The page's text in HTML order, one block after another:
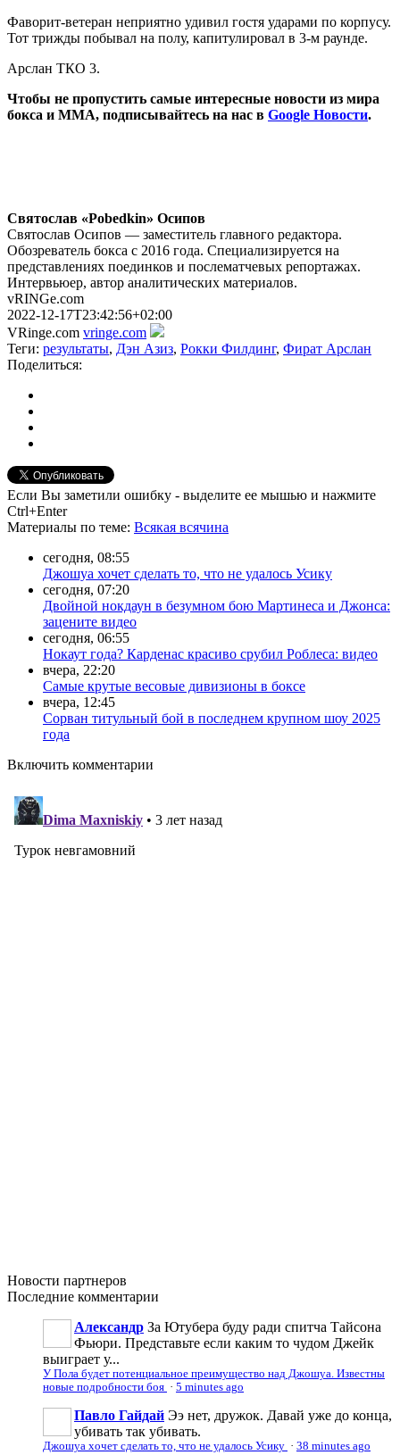
Фаворит-ветеран неприятно удивил гостя ударами по корпусу.
Тот трижды побывал на полу, капитулировал в 3-м раунде.
Арслан ТКО 3.
Чтобы не пропустить самые интересные новости из мира
бокса и ММА, подписывайтесь на нас в Google Новости.
Святослав «Pobedkin» Осипов
Святослав Осипов — заместитель главного редактора.
Обозреватель бокса с 2016 года. Специализируется на
представлениях поединков и послематчевых репортажах.
Интервьюер, автор аналитических материалов.
vRINGe.com
2022-12-17T23:42:56+02:00
VRinge.com vringe.com
Теги: результаты, Дэн Азиз, Рокки Филдинг, Фират Арслан
Поделиться:
Если Вы заметили ошибку - выделите ее мышью и нажмите
Ctrl+Enter
Материалы по теме: Всякая всячина
сегодня, 08:55
Джошуа хочет сделать то, что не удалось Усику
сегодня, 07:20
Двойной нокдаун в безумном бою Мартинеса и Джонса:
зацените видео
сегодня, 06:55
Нокаут года? Карденас красиво срубил Роблеса: видео
вчера, 22:20
Самые крутые весовые дивизионы в боксе
вчера, 12:45
Сорван титульный бой в последнем крупном шоу 2025
года
Включить комментарии
Новости партнеров
Последние комментарии
Александр За Ютубера буду ради спитча Тайсона
Фьюри. Представьте если каким то чудом Джейк
выиграет у...
У Пола будет потенциальное преимущество над Джошуа. Известны
новые подробности боя · 5 minutes ago
Павло Гайдай Ээ нет, дружок. Давай уже до конца,
убивать так убивать.
Джошуа хочет сделать то, что не удалось Усику · 38 minutes ago